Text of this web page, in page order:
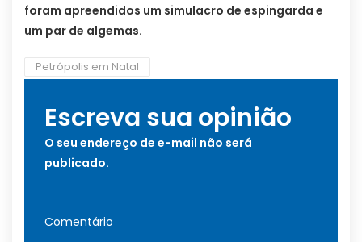
foram apreendidos um simulacro de espingarda e
um par de algemas.
Petrópolis em Natal
Escreva sua opinião
O seu endereço de e-mail não será
publicado.
Comentário